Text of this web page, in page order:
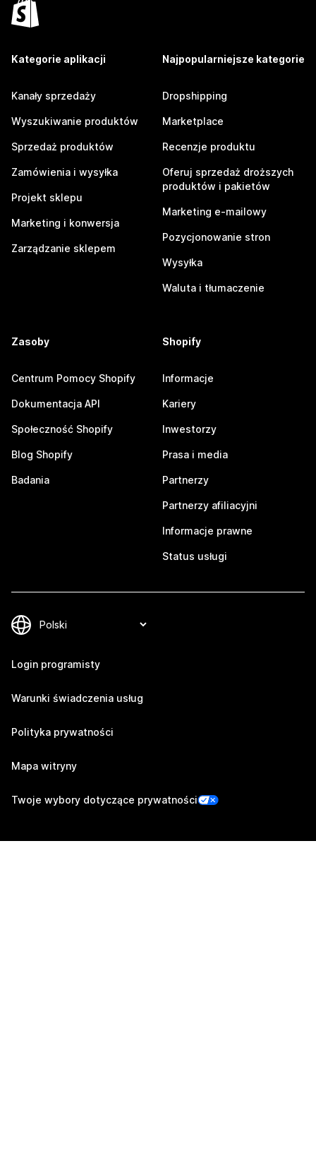
Kategorie aplikacji
Kanały sprzedaży
Wyszukiwanie produktów
Sprzedaż produktów
Zamówienia i wysyłka
Projekt sklepu
Marketing i konwersja
Zarządzanie sklepem
Najpopularniejsze kategorie
Dropshipping
Marketplace
Recenzje produktu
Oferuj sprzedaż droższych
produktów i pakietów
Marketing e-mailowy
Pozycjonowanie stron
Wysyłka
Waluta i tłumaczenie
Zasoby
Centrum Pomocy Shopify
Dokumentacja API
Społeczność Shopify
Blog Shopify
Badania
Shopify
Informacje
Kariery
Inwestorzy
Prasa i media
Partnerzy
Partnerzy afiliacyjni
Informacje prawne
Status usługi
Login programisty
Warunki świadczenia usług
Polityka prywatności
Mapa witryny
Twoje wybory dotyczące prywatności